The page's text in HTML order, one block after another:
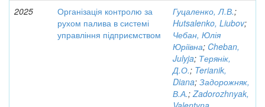
2025
Організація контролю за
рухом палива в системі
управління підприємством
Гуцаленко, Л.В.;
Hutsalenko, Liubov;
Чебан, Юлія
Юріївна; Cheban,
Julyja; Терянік,
Д.О.; Terianik,
Diana; Задорожняк,
В.А.;Zadorozhnyak,